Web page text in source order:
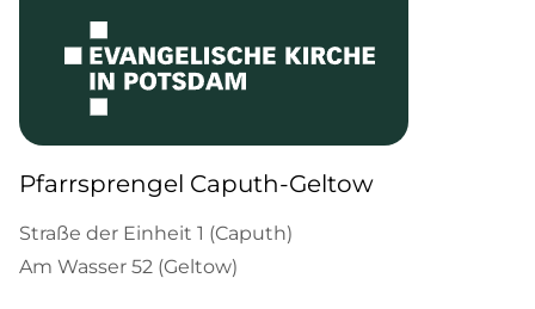
Pfarrsprengel Caputh-Geltow
Straße der Einheit 1 (Caputh)
Am Wasser 52 (Geltow)